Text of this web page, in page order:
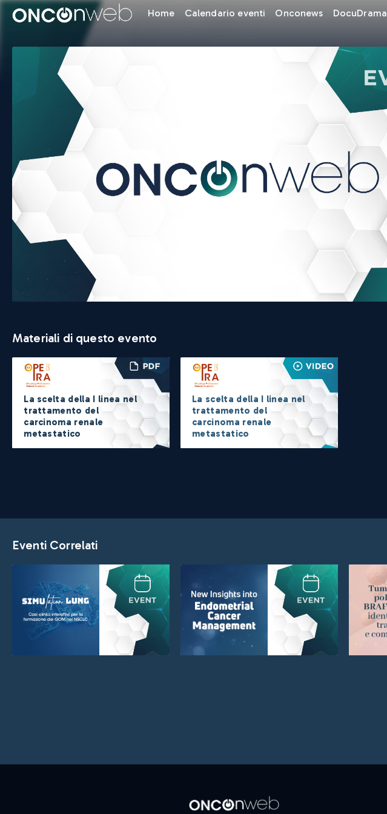
Home Calendario eventi Onconews DocuDrama
Materiali di questo evento
La scelta della I linea nel
trattamento del
carcinoma renale
metastatico
La scelta della I linea nel
trattamento del
carcinoma renale
metastatico
Eventi Correlati